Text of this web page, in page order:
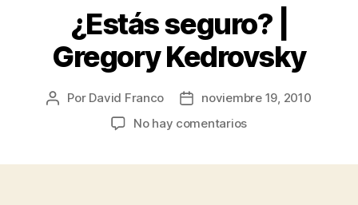
¿Estás seguro? |
Gregory Kedrovsky
Autor
Por David Franco
Fechanoviembre 19, 2010
No hay comentariosen